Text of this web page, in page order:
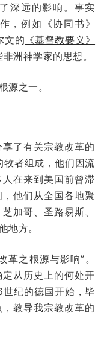
深远的影响。事实
，例如 《协同书》
文的 《基督教要义》
洲神学家的思想。
源之一。
了有关宗教改革的
者组成，他们因流
在来到美国前曾滞
他们从全国各地聚
加哥、圣路易斯、
地方。
革之根源与影响”。
从历史上的何处开
纪的德国开始，毕
教导我宗教改革的